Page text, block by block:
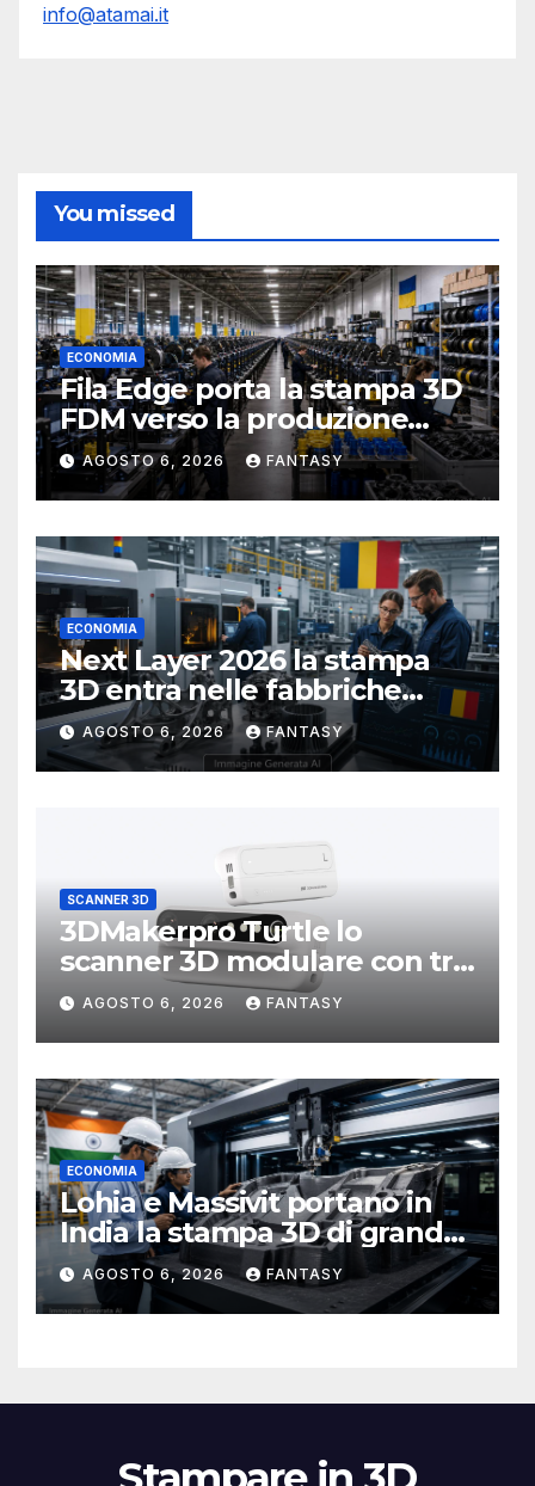
info@atamai.it
You missed
ECONOMIA
Fila Edge porta la stampa 3D
FDM verso la produzione
industriale di serie in Ucraina
AGOSTO 6, 2026 FANTASY
ECONOMIA
Next Layer 2026 la stampa
3D entra nelle fabbriche
rumene
AGOSTO 6, 2026 FANTASY
SCANNER 3D
3DMakerpro Turtle lo
scanner 3D modulare con tre
testine intercambiabili
AGOSTO 6, 2026 FANTASY
ECONOMIA
Lohia e Massivit portano in
India la stampa 3D di grande
formato per i compositi
AGOSTO 6, 2026 FANTASY